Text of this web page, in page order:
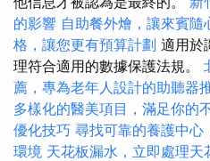
的影響 自助餐外燴，讓來賓隨
格，讓您更有預算計劃 適用於
理符合適用的數據保護法規。
薦，專為老年人設計的助聽器
多樣化的醫美項目，滿足你的
優化技巧 尋找可靠的養護中心
環境 天花板漏水，立即處理